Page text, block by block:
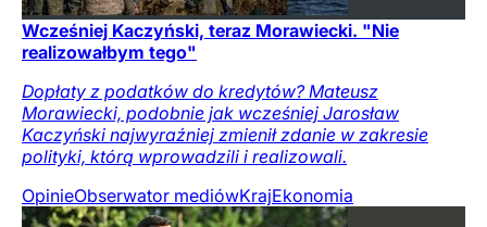
Wcześniej Kaczyński, teraz Morawiecki. "Nie
realizowałbym tego"
Dopłaty z podatków do kredytów? Mateusz
Morawiecki, podobnie jak wcześniej Jarosław
Kaczyński najwyraźniej zmienił zdanie w zakresie
polityki, którą wprowadzili i realizowali.
OpinieObserwator mediówKrajEkonomia